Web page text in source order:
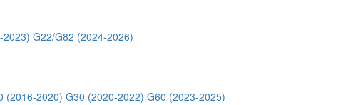
2023) G22/G82 (2024-2026)
(2016-2020) G30 (2020-2022) G60 (2023-2025)